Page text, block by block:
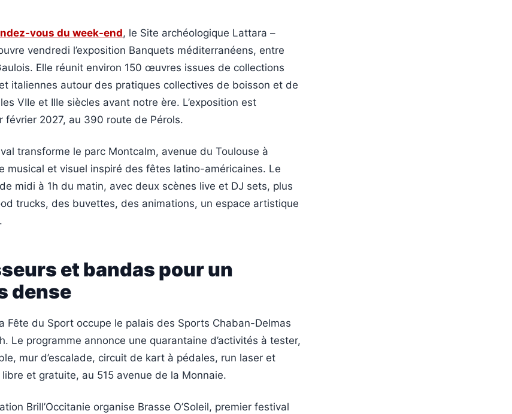
vous du week-end, le Site archéologique Lattara –
vendredi l’exposition Banquets méditerranéens, entre
Elle réunit environ 150 œuvres issues de collections
italiennes autour des pratiques collectives de boisson et de
VIIe et IIIe siècles avant notre ère. L’exposition est
février 2027, au 390 route de Pérols.
transforme le parc Montcalm, avenue du Toulouse à
musical et visuel inspiré des fêtes latino-américaines. Le
midi à 1h du matin, avec deux scènes live et DJ sets, plus
trucks, des buvettes, des animations, un espace artistique
et bandas pour un
dense
Fête du Sport occupe le palais des Sports Chaban-Delmas
Le programme annonce une quarantaine d’activités à tester,
mur d’escalade, circuit de kart à pédales, run laser et
libre et gratuite, au 515 avenue de la Monnaie.
Brill’Occitanie organise Brasse O’Soleil, premier festival